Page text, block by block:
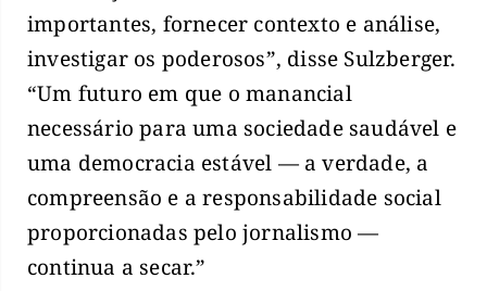
importantes, fornecer contexto e análise,
investigar os poderosos”, disse Sulzberger.
“Um futuro em que o manancial
necessário para uma sociedade saudável e
uma democracia estável — a verdade, a
compreensão e a responsabilidade social
proporcionadas pelo jornalismo —
continua a secar.”